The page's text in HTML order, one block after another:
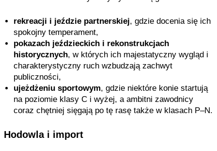
rekreacji i jeździe partnerskiej, gdzie docenia się ich
spokojny temperament,
pokazach jeździeckich i rekonstrukcjach
historycznych, w których ich majestatyczny wygląd i
charakterystyczny ruch wzbudzają zachwyt
publiczności,
ujeżdżeniu sportowym, gdzie niektóre konie startują
na poziomie klasy C i wyżej, a ambitni zawodnicy
coraz chętniej sięgają po tę rasę także w klasach P–N.
Hodowla i import